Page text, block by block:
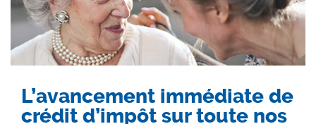
L’avancement immédiate de
crédit d’impôt sur toute nos